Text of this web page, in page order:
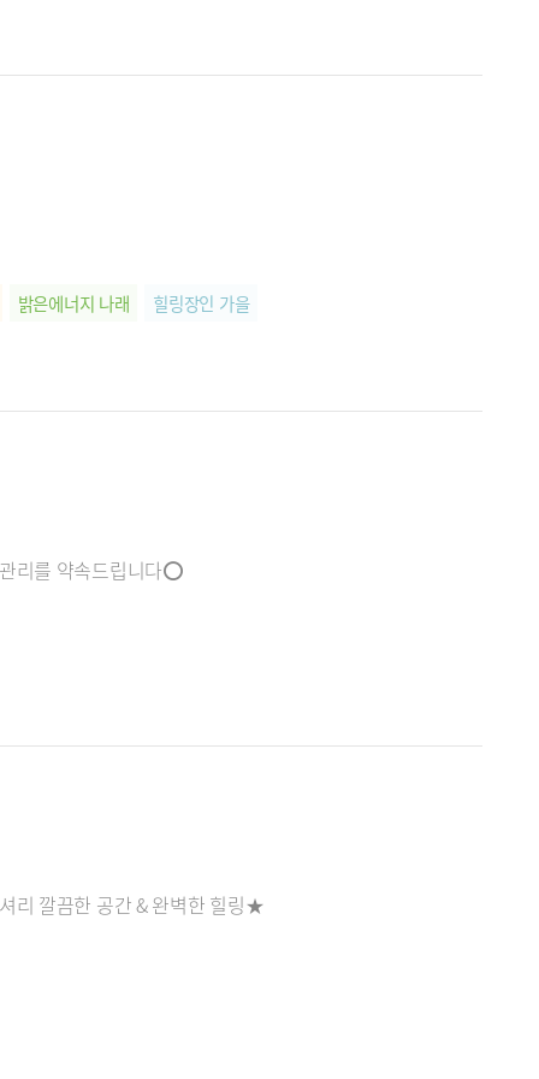
밝은에너지 나래 힐링장인 가을
리를 약속드립니다⭕
리 깔끔한 공간 & 완벽한 힐링★